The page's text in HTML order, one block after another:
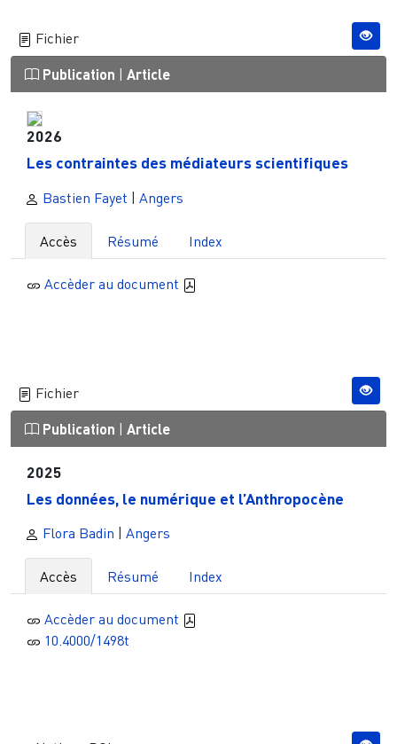
Fichier
Publication Article
2026
Les contraintes des médiateurs scientifiques
Bastien Fayet | Angers
Accès Résumé Index
Accèder au document
Fichier
Publication Article
2025
Les données, le numérique et l’Anthropocène
Flora Badin Angers
Accès Résumé Index
Accèder au document
10.4000/1498t